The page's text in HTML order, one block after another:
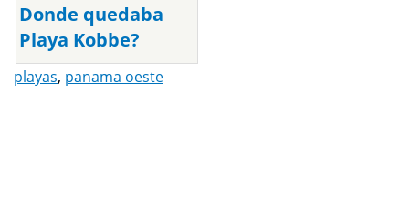
Donde quedaba
Playa Kobbe?
playas, panama oeste